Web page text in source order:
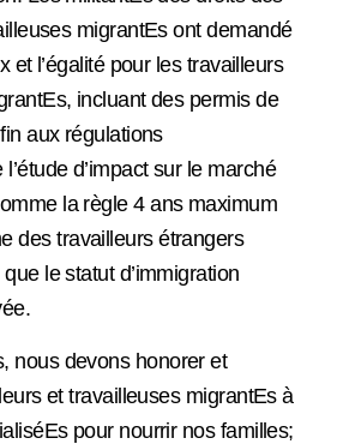
migrantEs ont demandé
et l’égalité pour les travailleurs
incluant des permis de
aux régulations
d’impact sur le marché
la règle 4 ans maximum
des travailleurs étrangers
le statut d’immigration
nous devons honorer et
et travailleuses migrantEs à
pour nourrir nos familles;